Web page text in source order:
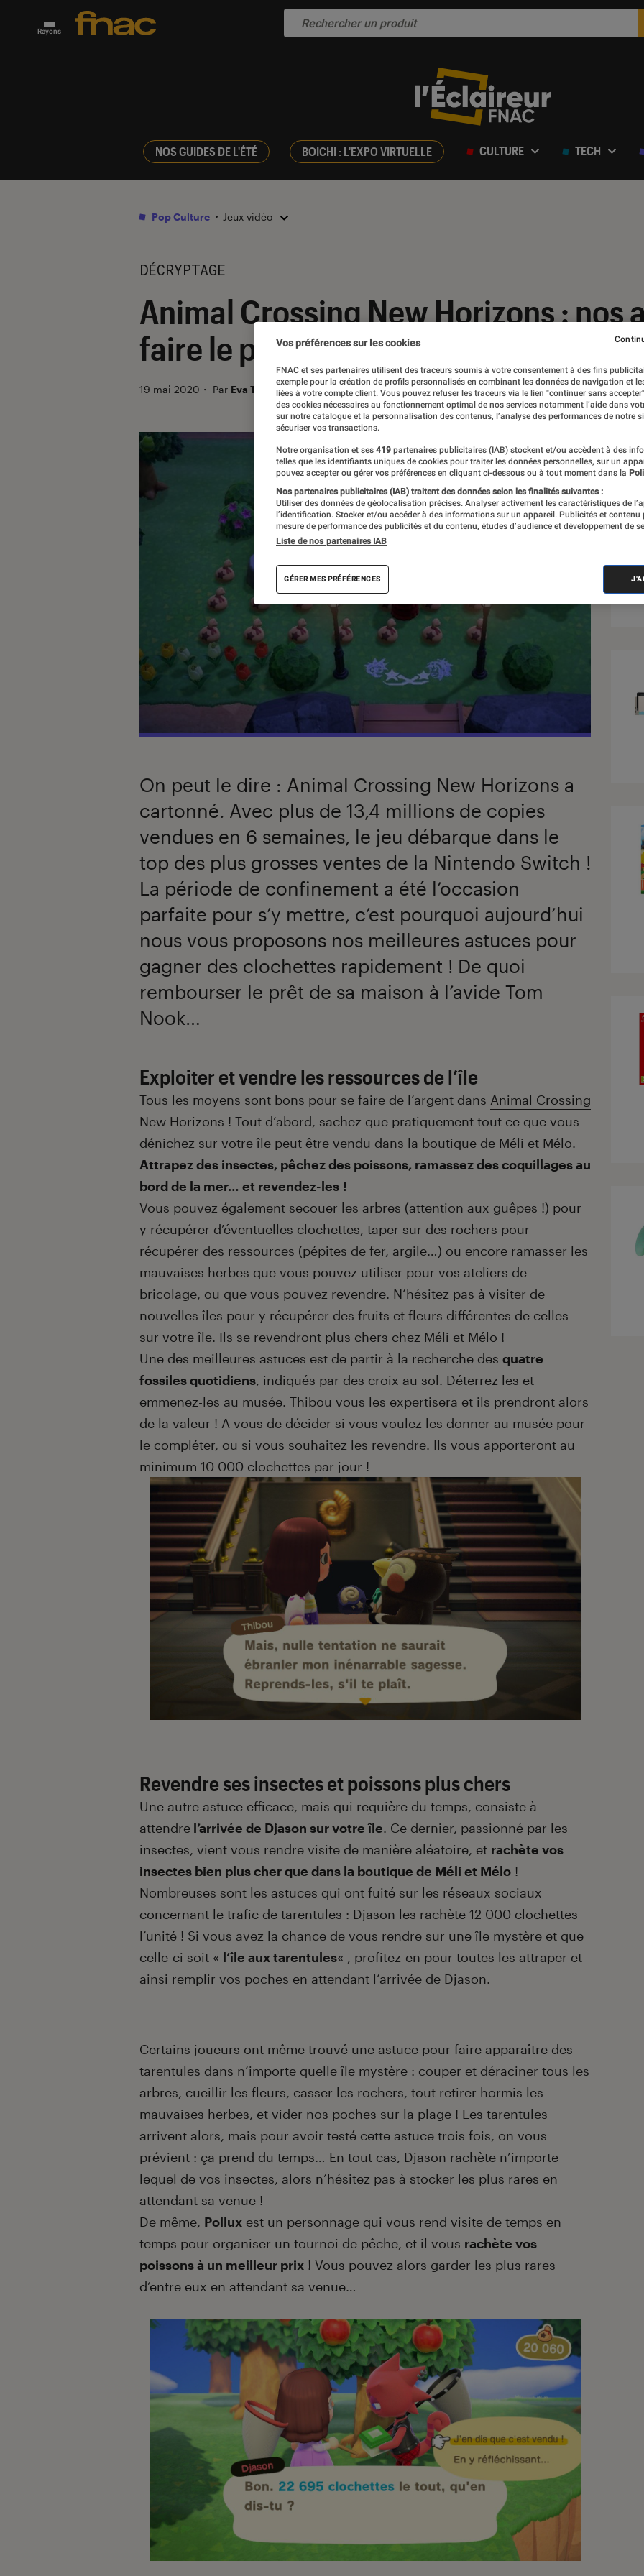
Rayons
NOS GUIDES DE L'ÉTÉ BOICHI : L'EXPO VIRTUELLE CULTURE TECH
Pop Culture Jeux vidéo
DÉCRYPTAGE
Animal Crossing New Horizons : nos
faire le plein de clochettes
19 mai 2020 ・ Par Eva Trabelsi
On peut le dire : Animal Crossing New Horizons a
cartonné. Avec plus de 13,4 millions de copies
vendues en 6 semaines, le jeu débarque dans le
top des plus grosses ventes de la Nintendo Switch !
La période de confinement a été l’occasion
parfaite pour s’y mettre, c’est pourquoi aujourd’hui
nous vous proposons nos meilleures astuces pour
gagner des clochettes rapidement ! De quoi
rembourser le prêt de sa maison à l’avide Tom
Nook…
Exploiter et vendre les ressources de l’île
Tous les moyens sont bons pour se faire de l’argent dans Animal Crossing
New Horizons ! Tout d’abord, sachez que pratiquement tout ce que vous
dénichez sur votre île peut être vendu dans la boutique de Méli et Mélo.
Attrapez des insectes, pêchez des poissons, ramassez des coquillages au
bord de la mer… et revendez-les !
Vous pouvez également secouer les arbres (attention aux guêpes !) pour
y récupérer d’éventuelles clochettes, taper sur des rochers pour
récupérer des ressources (pépites de fer, argile…) ou encore ramasser les
mauvaises herbes que vous pouvez utiliser pour vos ateliers de
bricolage, ou que vous pouvez revendre. N’hésitez pas à visiter de
nouvelles îles pour y récupérer des fruits et fleurs différentes de celles
sur votre île. Ils se revendront plus chers chez Méli et Mélo !
Une des meilleures astuces est de partir à la recherche des quatre
fossiles quotidiens, indiqués par des croix au sol. Déterrez les et
emmenez-les au musée. Thibou vous les expertisera et ils prendront alors
de la valeur ! A vous de décider si vous voulez les donner au musée pour
le compléter, ou si vous souhaitez les revendre. Ils vous apporteront au
minimum 10 000 clochettes par jour !
Revendre ses insectes et poissons plus chers
Une autre astuce efficace, mais qui requière du temps, consiste à
attendre l’arrivée de Djason sur votre île. Ce dernier, passionné par les
insectes, vient vous rendre visite de manière aléatoire, et rachète vos
insectes bien plus cher que dans la boutique de Méli et Mélo !
Nombreuses sont les astuces qui ont fuité sur les réseaux sociaux
concernant le trafic de tarentules : Djason les rachète 12 000 clochettes
l’unité ! Si vous avez la chance de vous rendre sur une île mystère et que
celle-ci soit « l’île aux tarentules« , profitez-en pour toutes les attraper et
ainsi remplir vos poches en attendant l’arrivée de Djason.
Certains joueurs ont même trouvé une astuce pour faire apparaître des
tarentules dans n’importe quelle île mystère : couper et déraciner tous les
arbres, cueillir les fleurs, casser les rochers, tout retirer hormis les
mauvaises herbes, et vider nos poches sur la plage ! Les tarentules
arrivent alors, mais pour avoir testé cette astuce trois fois, on vous
prévient : ça prend du temps… En tout cas, Djason rachète n’importe
lequel de vos insectes, alors n’hésitez pas à stocker les plus rares en
attendant sa venue !
De même, Pollux est un personnage qui vous rend visite de temps en
temps pour organiser un tournoi de pêche, et il vous rachète vos
poissons à un meilleur prix ! Vous pouvez alors garder les plus rares
d’entre eux en attendant sa venue…
Vos préférences sur les cookies
FNAC et ses partenaires utilisent des traceurs soumis à votre consentement à des fins
exemple pour la création de profils personnalisés en combinant les données de navigation et
liées à votre compte client. Vous pouvez refuser les traceurs via le lien "continuer sans
des cookies nécessaires au fonctionnement optimal de nos services notamment l’aide dans
sur notre catalogue et la personnalisation des contenus, l’analyse des performances de notre
sécuriser vos transactions.
Notre organisation et ses 419 partenaires publicitaires (IAB) stockent et/ou accèdent à des
telles que les identifiants uniques de cookies pour traiter les données personnelles, sur un
pouvez accepter ou gérer vos préférences en cliquant ci-dessous ou à tout moment dans la
Nos partenaires publicitaires (IAB) traitent des données selon les finalités suivantes :
Utiliser des données de géolocalisation précises. Analyser activement les caractéristiques de
l’identification. Stocker et/ou accéder à des informations sur un appareil. Publicités et contenu
mesure de performance des publicités et du contenu, études d’audience et développement de
Liste de nos partenaires IAB
GÉRER MES PRÉFÉRENCES